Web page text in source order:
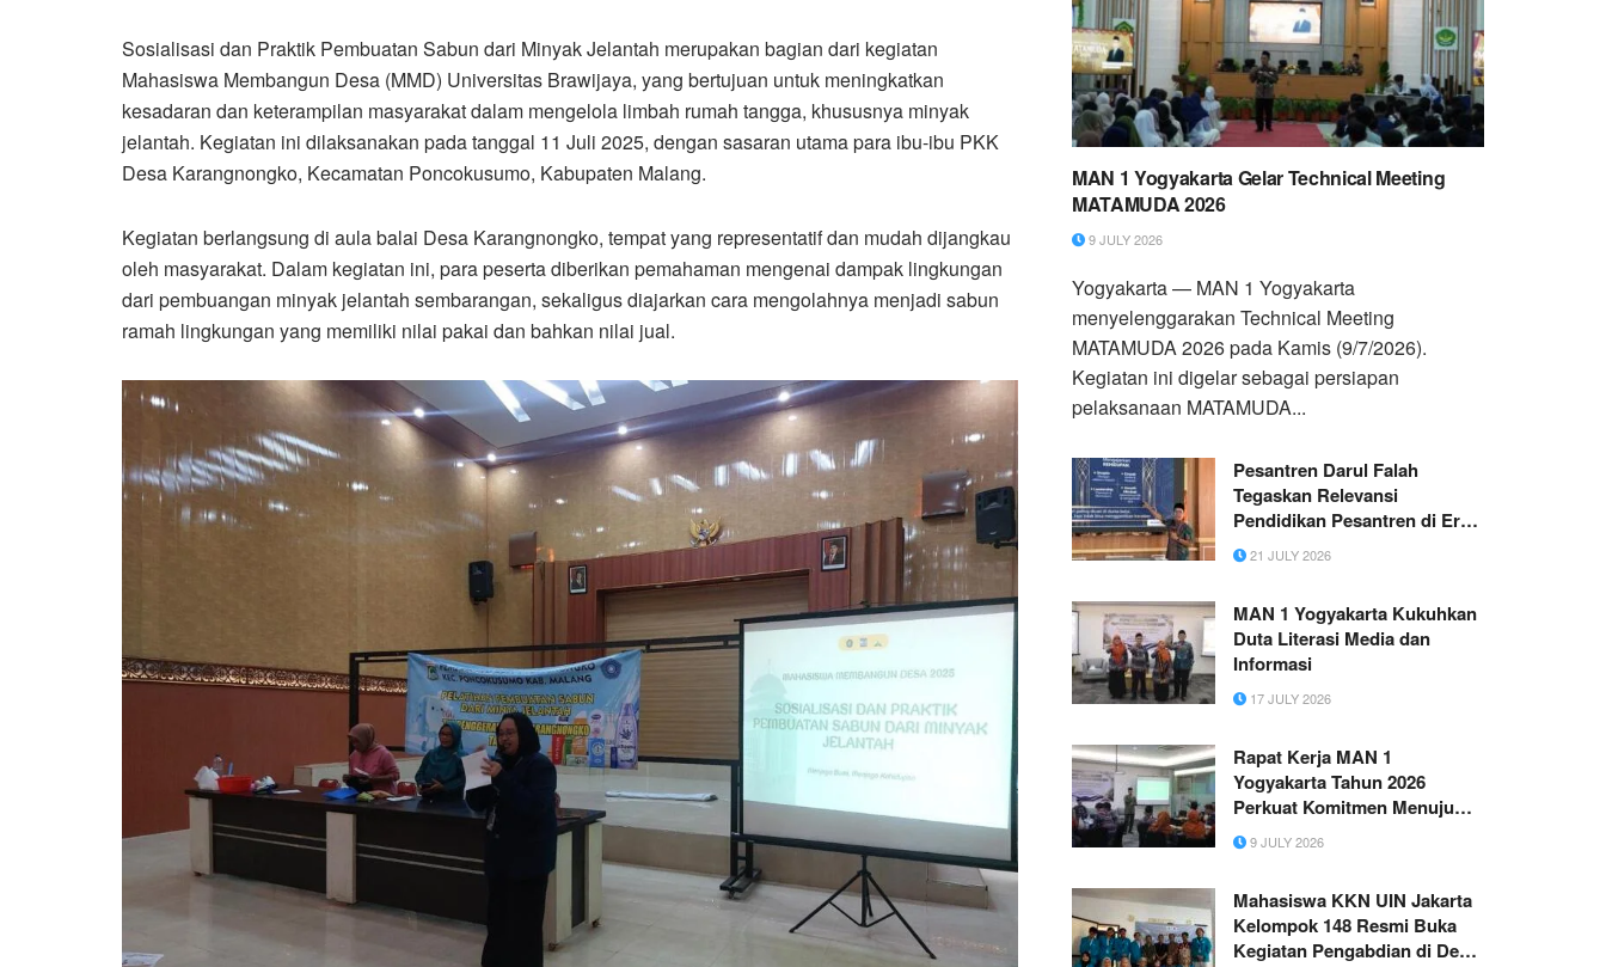
Sosialisasi dan Praktik Pembuatan Sabun dari Minyak Jelantah merupakan bagian dari kegiatan
Mahasiswa Membangun Desa (MMD) Universitas Brawijaya, yang bertujuan untuk meningkatkan
kesadaran dan keterampilan masyarakat dalam mengelola limbah rumah tangga, khususnya minyak
jelantah. Kegiatan ini dilaksanakan pada tanggal 11 Juli 2025, dengan sasaran utama para ibu-ibu PKK
Desa Karangnongko, Kecamatan Poncokusumo, Kabupaten Malang.
Kegiatan berlangsung di aula balai Desa Karangnongko, tempat yang representatif dan mudah dijangkau
oleh masyarakat. Dalam kegiatan ini, para peserta diberikan pemahaman mengenai dampak lingkungan
dari pembuangan minyak jelantah sembarangan, sekaligus diajarkan cara mengolahnya menjadi sabun
ramah lingkungan yang memiliki nilai pakai dan bahkan nilai jual.
MAN 1 Yogyakarta Gelar Technical Meeting
MATAMUDA 2026
9 JULY 2026
Yogyakarta — MAN 1 Yogyakarta
menyelenggarakan Technical Meeting
MATAMUDA 2026 pada Kamis (9/7/2026).
Kegiatan ini digelar sebagai persiapan
pelaksanaan MATAMUDA...
Pesantren Darul Falah
Tegaskan Relevansi
Pendidikan Pesantren di Era
AI melalui Seminar “Menjadi
Santri di Era AI: Menjaga
21 JULY 2026
MAN 1 Yogyakarta Kukuhkan
Duta Literasi Media dan
Informasi
17 JULY 2026
Rapat Kerja MAN 1
Yogyakarta Tahun 2026
Perkuat Komitmen Menuju
Madrasah Berdaya Saing
Global
9 JULY 2026
Mahasiswa KKN UIN Jakarta
Kelompok 148 Resmi Buka
Kegiatan Pengabdian di Desa